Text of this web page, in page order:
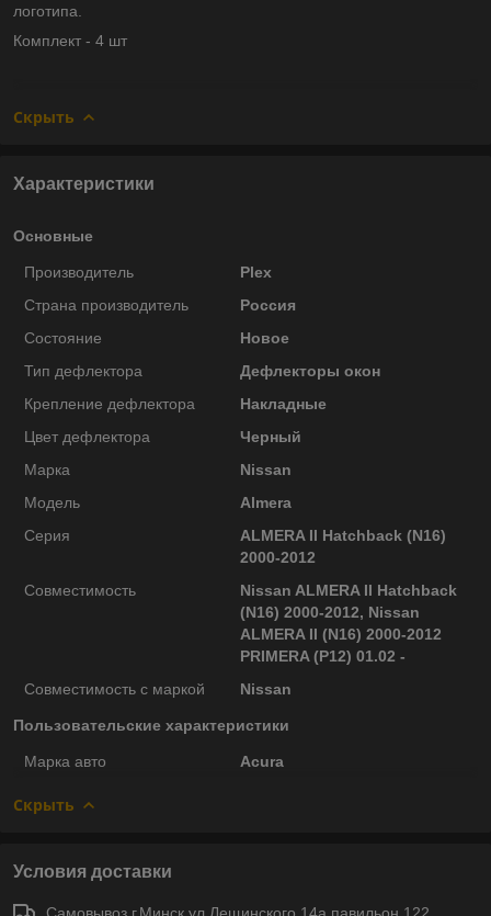
логотипа.
Комплект - 4 шт
Скрыть
Характеристики
Основные
Производитель
Plex
Страна производитель
Россия
Состояние
Новое
Тип дефлектора
Дефлекторы окон
Крепление дефлектора
Накладные
Цвет дефлектора
Черный
Марка
Nissan
Модель
Almera
Серия
ALMERA II Hatchback (N16)
2000-2012
Совместимость
Nissan ALMERA II Hatchback
(N16) 2000-2012, Nissan
ALMERA II (N16) 2000-2012
PRIMERA (P12) 01.02 -
Совместимость с маркой
Nissan
Пользовательские характеристики
Марка авто Acura
Скрыть
Условия доставки
Самовывоз г.Минск ул.Лещинского 14а павильон 122